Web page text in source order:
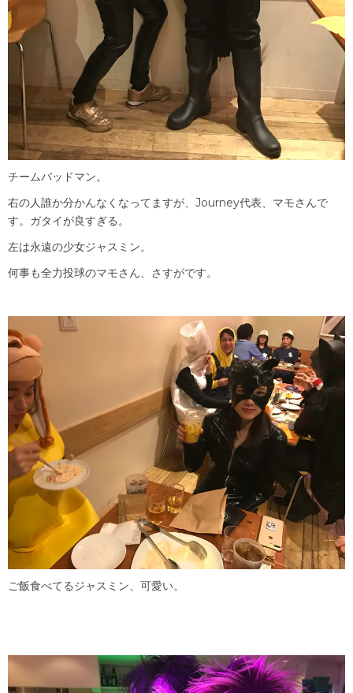
チームバッドマン。
右の人誰か分かんなくなってますが、Journey代表、マモさんで
す。ガタイが良すぎる。
左は永遠の少女ジャスミン。
何事も全力投球のマモさん、さすがです。
ご飯食べてるジャスミン、可愛い。